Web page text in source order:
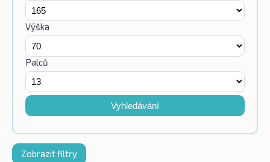
Výška
Palců
Vyhledávání
Zobrazit filtry